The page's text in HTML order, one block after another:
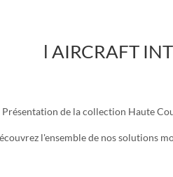
l AIRCRAFT
Présentation de la collection Haute
l'ensemble de nos solutions